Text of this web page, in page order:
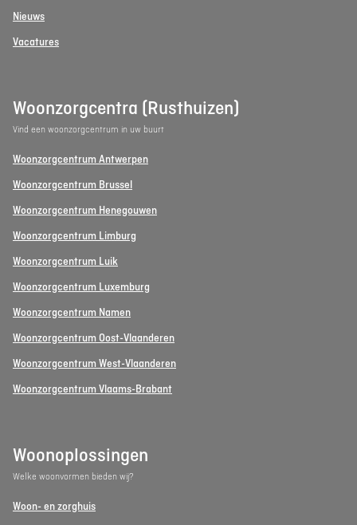
Nieuws
Vacatures
Woonzorgcentra (Rusthuizen)
Vind een woonzorgcentrum in uw buurt
Woonzorgcentrum Antwerpen
Woonzorgcentrum Brussel
Woonzorgcentrum Henegouwen
Woonzorgcentrum Limburg
Woonzorgcentrum Luik
Woonzorgcentrum Luxemburg
Woonzorgcentrum Namen
Woonzorgcentrum Oost-Vlaanderen
Woonzorgcentrum West-Vlaanderen
Woonzorgcentrum Vlaams-Brabant
Woonoplossingen
Welke woonvormen bieden wij?
Woon- en zorghuis